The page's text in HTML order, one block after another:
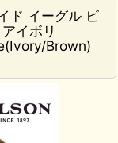
ド イーグル ビ
イボリ
Brown)